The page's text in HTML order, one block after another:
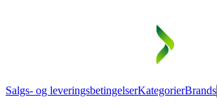
Salgs- og leveringsbetingelserKategorierBrands